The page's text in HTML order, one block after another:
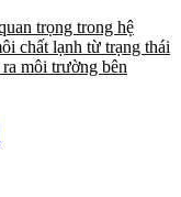
trọng trong hệ
chất lạnh từ trạng thái
môi trường bên